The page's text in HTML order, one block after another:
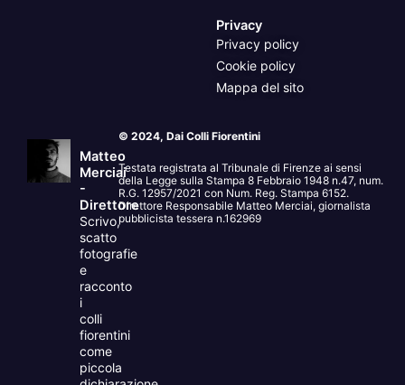
Privacy
Privacy policy
Cookie policy
Mappa del sito
Matteo
Merciai
-
Direttore
Scrivo,
scatto
fotografie
e
racconto
i
colli
fiorentini
come
piccola
© 2024, Dai Colli Fiorentini
Testata registrata al Tribunale di Firenze ai sensi
della Legge sulla Stampa 8 Febbraio 1948 n.47, num.
R.G. 12957/2021 con Num. Reg. Stampa 6152.
Direttore Responsabile Matteo Merciai, giornalista
pubblicista tessera n.162969